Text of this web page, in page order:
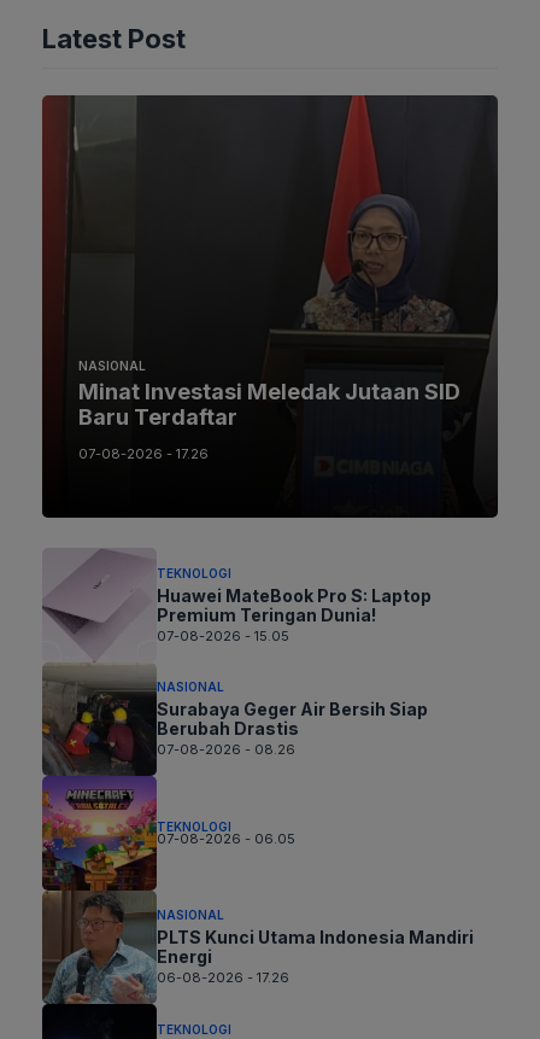
Latest Post
NASIONAL
Minat Investasi Meledak Jutaan SID
Baru Terdaftar
07-08-2026 - 17.26
TEKNOLOGI
Huawei MateBook Pro S: Laptop
Premium Teringan Dunia!
07-08-2026 - 15.05
NASIONAL
Surabaya Geger Air Bersih Siap
Berubah Drastis
07-08-2026 - 08.26
TEKNOLOGI
07-08-2026 - 06.05
NASIONAL
PLTS Kunci Utama Indonesia Mandiri
Energi
06-08-2026 - 17.26
TEKNOLOGI